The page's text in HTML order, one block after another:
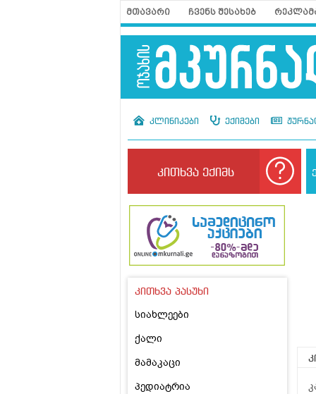
მთავარი ჩვენს შესახებ
კლინიკები ექიმები
კითხვა ექიმს
კითხვა პასუხი
სიახლეები
ქალი
მამაკაცი
პედიატრია